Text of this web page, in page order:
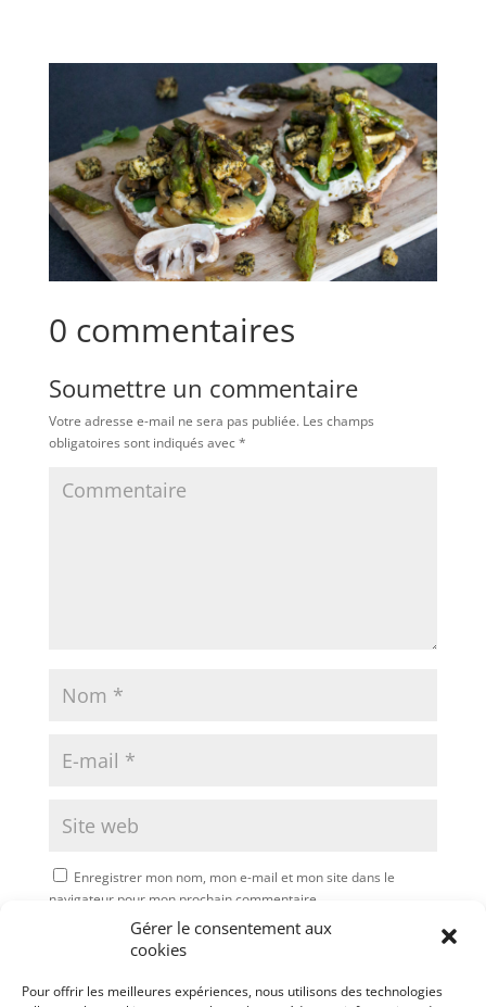
Gérer le consentement aux
cookies
Pour offrir les meilleures expériences, nous utilisons des technologies
0 commentaires
Soumettre un commentaire
Votre adresse e-mail ne sera pas publiée.Les champs
obligatoires sont indiqués avec*
Enregistrer mon nom, mon e-mail et mon site dans le
navigateur pour mon prochain commentaire.
Soumettre le commentaire